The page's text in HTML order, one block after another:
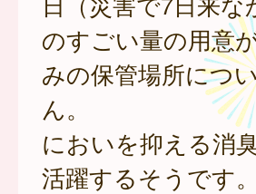
のすごい量の用意
みの保管場所につ
ん。
においを抑える消
活躍するそうです。